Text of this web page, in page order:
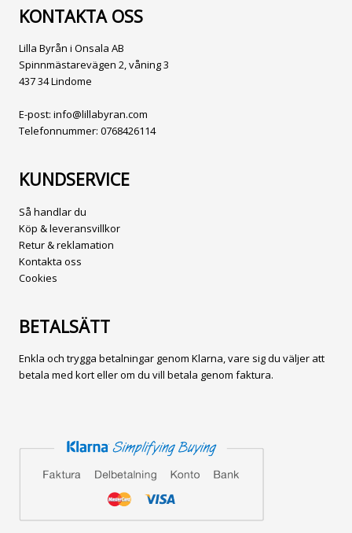
KONTAKTA OSS
Lilla Byrån i Onsala AB
Spinnmästarevägen 2, våning 3
437 34 Lindome
E-post: info@lillabyran.com
Telefonnummer: 0768426114
KUNDSERVICE
Så handlar du
Köp & leveransvillkor
Retur & reklamation
Kontakta oss
Cookies
BETALSÄTT
Enkla och trygga betalningar genom Klarna, vare sig du väljer att
betala med kort eller om du vill betala genom faktura.